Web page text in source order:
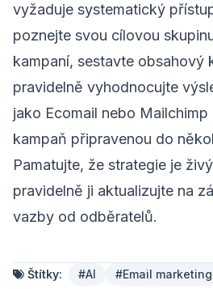
vyžaduje systematický
poznejte svou cílovou
kampaní, sestavte obsahový
pravidelně vyhodnocujte
jako Ecomail nebo
kampaň připravenou do
Pamatujte, že strategie je
pravidelně ji aktualizujte na
vazby od odběratelů.
Štítky: #AI #Email marketing